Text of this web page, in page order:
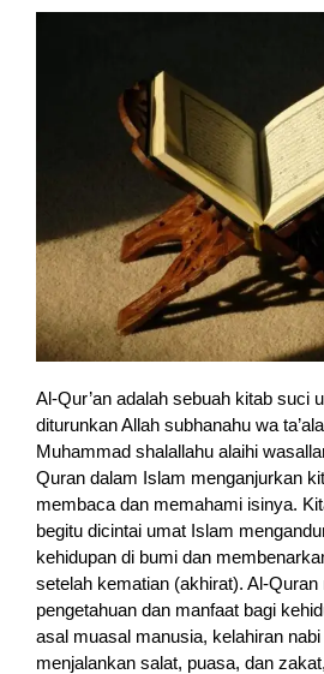
Al-Qur’an adalah sebuah kitab suci
diturunkan Allah subhanahu wa
Muhammad shalallahu alaihi
Quran dalam Islam menganjurkan
membaca dan memahami isinya.
begitu dicintai umat Islam
kehidupan di bumi dan
setelah kematian (akhirat). Al-
pengetahuan dan manfaat bagi
asal muasal manusia, kelahiran
menjalankan salat, puasa, dan